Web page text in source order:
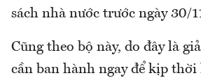
sách nhà nước trước ngày 30/
Cũng theo bộ này, do đây là
cần ban hành ngay để kịp